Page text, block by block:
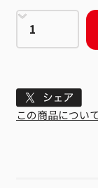
Tweet
この商品につい